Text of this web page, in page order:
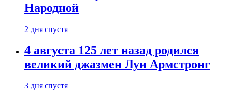
Народной
2 дня спустя
4 августа 125 лет назад родился
великий джазмен Луи Армстронг
3 дня спустя